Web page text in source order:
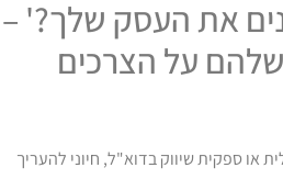
את העסק שלך?' –
על הצרכים
או ספקית שיווק בדוא"ל, חיוני להעריך